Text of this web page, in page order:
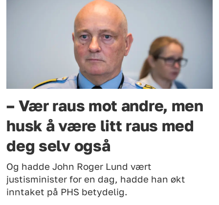
– Vær raus mot andre, men
husk å være litt raus med
deg selv også
Og hadde John Roger Lund vært
justisminister for en dag, hadde han økt
inntaket på PHS betydelig.